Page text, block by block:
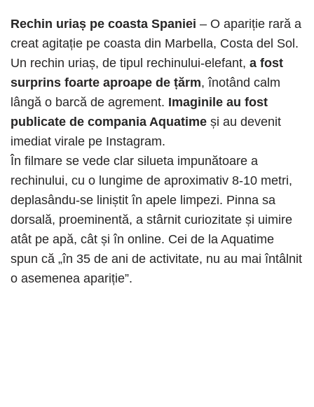
Rechin uriaș pe coasta Spaniei – O apariție rară a
creat agitație pe coasta din Marbella, Costa del Sol.
Un rechin uriaș, de tipul rechinului-elefant, a fost
surprins foarte aproape de țărm, înotând calm
lângă o barcă de agrement. Imaginile au fost
publicate de compania Aquatime și au devenit
imediat virale pe Instagram.
În filmare se vede clar silueta impunătoare a
rechinului, cu o lungime de aproximativ 8-10 metri,
deplasându-se liniștit în apele limpezi. Pinna sa
dorsală, proeminentă, a stârnit curiozitate și uimire
atât pe apă, cât și în online. Cei de la Aquatime
spun că „în 35 de ani de activitate, nu au mai întâlnit
o asemenea apariție”.